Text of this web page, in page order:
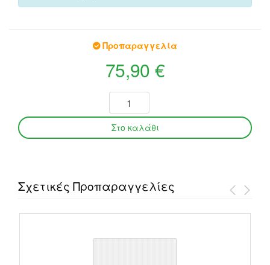
Προπαραγγελία
75,90 €
Σχετικές Προπαραγγελίες